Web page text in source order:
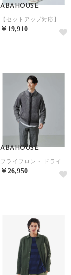
ABAHOUSE
￥19,910
ABAHOUSE
￥26,950